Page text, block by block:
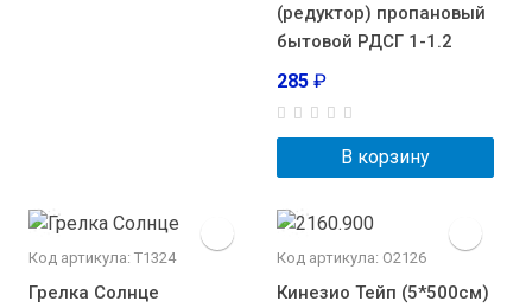
(редуктор) пропановый
бытовой РДСГ 1-1.2
285 ₽
В корзину
Код артикула: Т1324
Грелка Солнце
Код артикула: О2126
Кинезио Тейп (5*500см)